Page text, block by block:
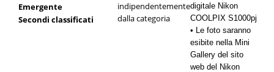
Emergente
Secondi classificati
indipendentemente
dalla categoria
digitale Nikon
COOLPIX S1000pj
• Le foto saranno
esibite nella Mini
Gallery del sito
web del Nikon